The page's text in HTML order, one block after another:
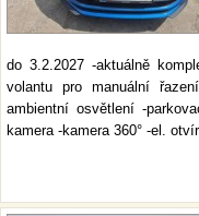
do 3.2.2027 -aktuálně
volantu pro manuální
ambientní osvětlení -
kamera -kamera 360° -el.